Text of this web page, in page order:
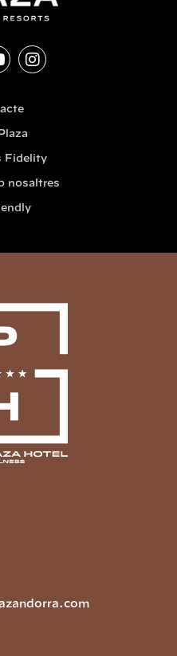
Fidelity
nosaltres